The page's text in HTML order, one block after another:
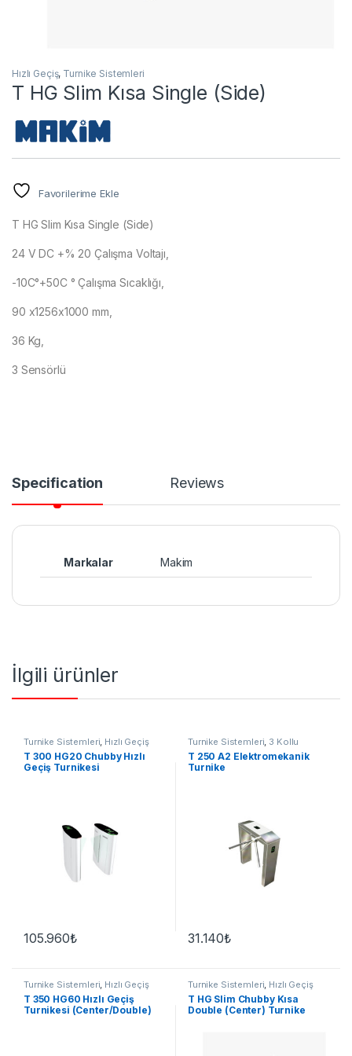
Hızlı Geçiş, Turnike Sistemleri
T HG Slim Kısa Single (Side)
Favorilerime Ekle
T HG Slim Kısa Single (Side)
24 V DC +% 20 Çalışma Voltajı,
-10C°+50C ° Çalışma Sıcaklığı,
90 x1256x1000 mm,
36 Kg,
3 Sensörlü
Specification Reviews
Markalar Makim
İlgili ürünler
Turnike Sistemleri, Hızlı Geçiş
T 300 HG20 Chubby Hızlı
Geçiş Turnikesi
105.960₺
Turnike Sistemleri, 3 Kollu
Turnike
T 250 A2 Elektromekanik
Turnike
31.140₺
Turnike Sistemleri, Hızlı Geçiş
T 350 HG60 Hızlı Geçiş
Turnikesi (Center/Double)
Turnike Sistemleri, Hızlı Geçiş
T HG Slim Chubby Kısa
Double (Center) Turnike